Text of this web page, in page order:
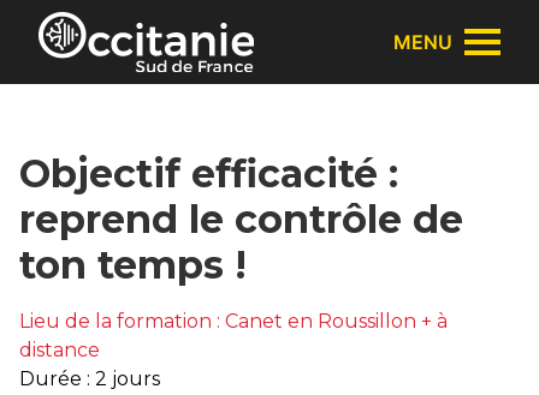
Panneau de gestion des cookies
MENU
Objectif efficacité :
reprend le contrôle de
ton temps !
Lieu de la formation : Canet en Roussillon + à
distance
Durée : 2 jours